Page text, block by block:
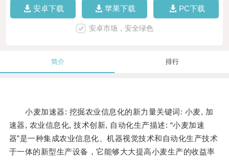
安卓下载 苹果下载 PC下载
安卓市场，安全绿色
简介 排行
小麦加速器: 挖掘农业信息化的新力量关键词: 小麦, 加
速器, 农业信息化, 技术创新, 自动化生产描述: “小麦加速
器”是一种集成农业信息化、机器视觉技术和自动化生产技术
于一体的新型生产设备，它能够大大提高小麦生产的收益率